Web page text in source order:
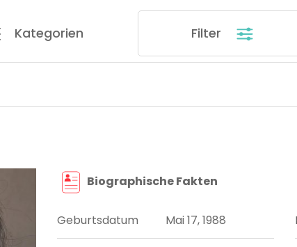
Kategorien Filter
Biographische Fakten
Geburtsdatum Mai 17, 1988